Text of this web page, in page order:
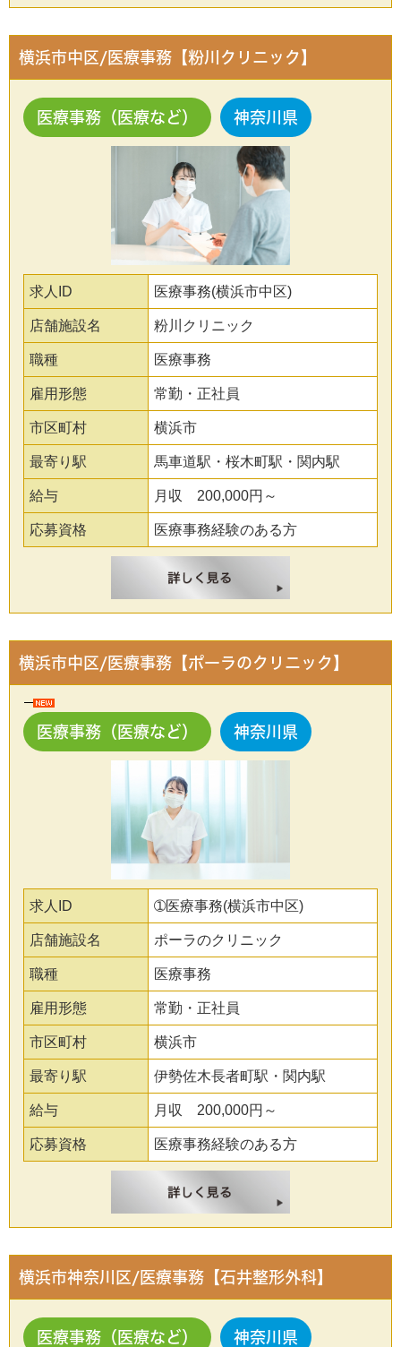
横浜市中区/医療事務【粉川クリニック】
医療事務（医療など） 神奈川県
求人ID 医療事務(横浜市中区)
店舗施設名 粉川クリニック
職種 医療事務
雇用形態 常勤・正社員
市区町村 横浜市
最寄り駅 馬車道駅・桜木町駅・関内駅
給与 月収 200,000円～
応募資格 医療事務経験のある方
横浜市中区/医療事務【ポーラのクリニック】
医療事務（医療など） 神奈川県
求人ID ➀医療事務(横浜市中区)
店舗施設名 ポーラのクリニック
職種 医療事務
雇用形態 常勤・正社員
市区町村 横浜市
最寄り駅 伊勢佐木長者町駅・関内駅
給与 月収 200,000円～
応募資格 医療事務経験のある方
横浜市神奈川区/医療事務【石井整形外科】
医療事務（医療など） 神奈川県